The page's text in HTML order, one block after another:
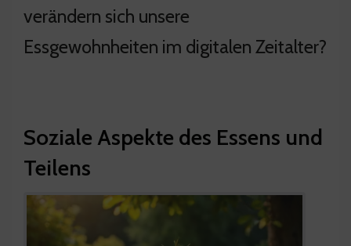
verändern sich unsere
Essgewohnheiten im digitalen Zeitalter?
Soziale Aspekte des Essens und
Teilens